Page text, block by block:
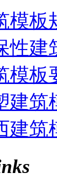
模板
性建
模板
建筑
建筑